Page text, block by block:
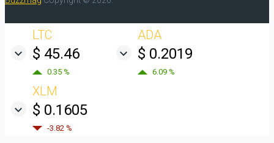
LTC
$ 45.46
0.35 %
ADA
$ 0.2019
6.09 %
XLM
$ 0.1605
-3.82 %